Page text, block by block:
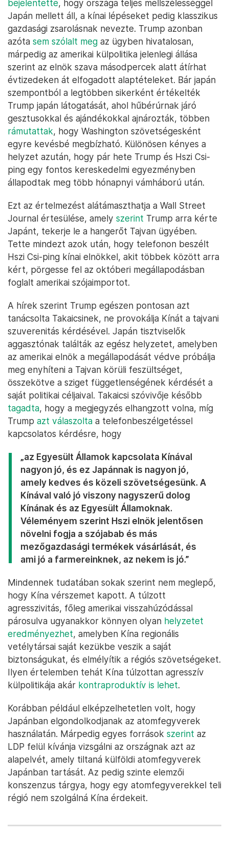
bejelentette, hogy országa teljes mellszélességgel
Japán mellett áll, a kínai lépéseket pedig klasszikus
gazdasági zsarolásnak nevezte. Trump azonban
azóta sem szólalt meg az ügyben hivatalosan,
márpedig az amerikai külpolitika jelenlegi állása
szerint az elnök szava másodpercek alatt átírhat
évtizedeken át elfogadott alaptételeket. Bár japán
szempontból a legtöbben sikerként értékelték
Trump japán látogatását, ahol hűbérúrnak járó
gesztusokkal és ajándékokkal ajnározták, többen
rámutattak, hogy Washington szövetségesként
egyre kevésbé megbízható. Különösen kényes a
helyzet azután, hogy pár hete Trump és Hszi Csi-
ping egy fontos kereskedelmi egyezményben
állapodtak meg több hónapnyi vámháború után.
Ezt az értelmezést alátámaszthatja a Wall Street
Journal értesülése, amely szerint Trump arra kérte
Japánt, tekerje le a hangerőt Tajvan ügyében.
Tette mindezt azok után, hogy telefonon beszélt
Hszi Csi-ping kínai elnökkel, akit többek között arra
kért, pörgesse fel az októberi megállapodásban
foglalt amerikai szójaimportot.
A hírek szerint Trump egészen pontosan azt
tanácsolta Takaicsinek, ne provokálja Kínát a tajvani
szuverenitás kérdésével. Japán tisztviselők
aggasztónak találták az egész helyzetet, amelyben
az amerikai elnök a megállapodását védve próbálja
meg enyhíteni a Tajvan körüli feszültséget,
összekötve a sziget függetlenségének kérdését a
saját politikai céljaival. Takaicsi szóvivője később
tagadta, hogy a megjegyzés elhangzott volna, míg
Trump azt válaszolta a telefonbeszélgetéssel
kapcsolatos kérdésre, hogy
„az Egyesült Államok kapcsolata Kínával
nagyon jó, és ez Japánnak is nagyon jó,
amely kedves és közeli szövetségesünk. A
Kínával való jó viszony nagyszerű dolog
Kínának és az Egyesült Államoknak.
Véleményem szerint Hszi elnök jelentősen
növelni fogja a szójabab és más
mezőgazdasági termékek vásárlását, és
ami jó a farmereinknek, az nekem is jó.”
Mindennek tudatában sokak szerint nem meglepő,
hogy Kína vérszemet kapott. A túlzott
agresszivitás, főleg amerikai visszahúzódással
párosulva ugyanakkor könnyen olyan helyzetet
eredményezhet, amelyben Kína regionális
vetélytársai saját kezükbe veszik a saját
biztonságukat, és elmélyítik a régiós szövetségeket.
Ilyen értelemben tehát Kína túlzottan agresszív
külpolitikája akár kontraproduktív is lehet.
Korábban például elképzelhetetlen volt, hogy
Japánban elgondolkodjanak az atomfegyverek
használatán. Márpedig egyes források szerint az
LDP felül kívánja vizsgálni az országnak azt az
alapelvét, amely tiltaná külföldi atomfegyverek
Japánban tartását. Az pedig szinte elemzői
konszenzus tárgya, hogy egy atomfegyverekkel teli
régió nem szolgálná Kína érdekeit.